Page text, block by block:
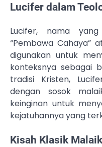
Lucifer dalam
Lucifer, nama
“Pembawa Cahaya”
digunakan untuk
konteksnya sebagai
tradisi Kristen,
dengan sosok
keinginan untuk
kejatuhannya yang
Kisah Klasik